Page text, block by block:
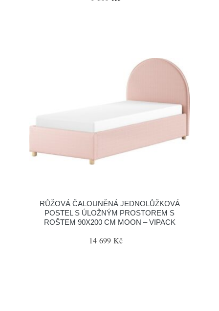
RŮŽOVÁ ČALOUNĚNÁ JEDNOLŮŽKOVÁ
POSTEL S ÚLOŽNÝM PROSTOREM S
ROŠTEM 90X200 CM MOON – VIPACK
14 699 Kč